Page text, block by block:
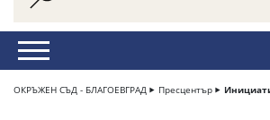
ОКРЪЖЕН СЪД - БЛАГОЕВГРАД Пресцентър